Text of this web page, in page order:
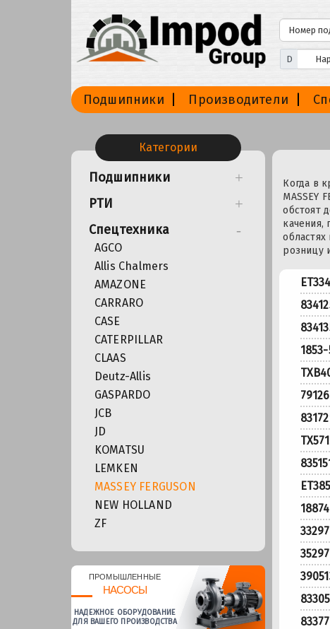
D
Подшипники Производители
Категории
Подшипники
РТИ
Спецтехника
AGCO
Allis Chalmers
AMAZONE
CARRARO
CASE
CATERPILLAR
CLAAS
Deutz-Allis
GASPARDO
JCB
JD
KOMATSU
LEMKEN
MASSEY FERGUSON
NEW HOLLAND
ZF
ПРОМЫШЛЕННЫЕ
НАСОСЫ
НАДЕЖНОЕ ОБОРУДОВАНИЕ
ДЛЯ ВАШЕГО ПРОИЗВОДСТВА
Когда в
MASSEY
обстоят
качения,
розницу